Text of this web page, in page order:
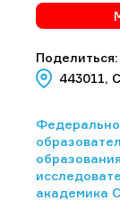
Поделиться:
443011,
академика